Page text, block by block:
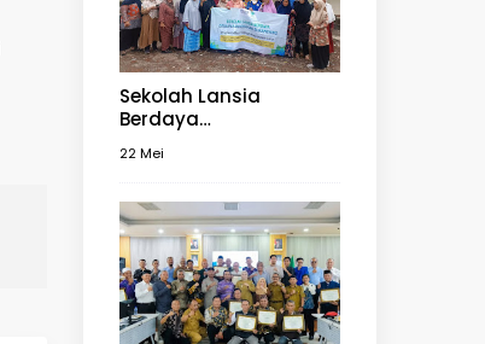
Sekolah Lansia
Berdaya
Materi Penanganan
Kegawatdaruratan
Lansia
22 Mei